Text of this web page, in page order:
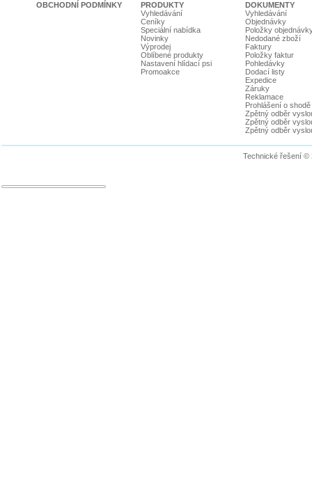
OBCHODNÍ PODMÍNKY
PRODUKTY
Vyhledávání
Ceníky
Speciální nabídka
Novinky
Výprodej
Oblíbené produkty
Nastavení hlídací psi
Promoakce
DOKUMENTY
Vyhledávání
Objednávky
Položky
Nedodané zboží
Faktury
Položky faktur
Pohledávky
Dodací listy
Expedice
Záruky
Reklamace
Prohlášení o shodě
Zpětný odběr
Zpětný odběr
Zpětný odběr
Technické řešení ©